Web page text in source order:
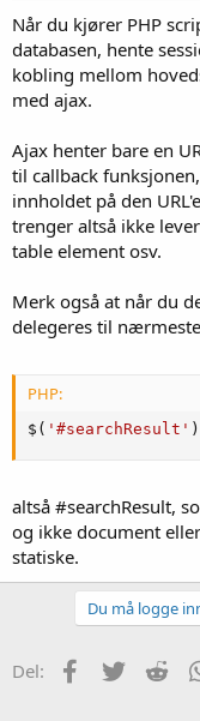
</
</div>
< /html>
er fullstendig ugyldig,
Du generer derfor kun
og setter inn på rette
evalueres, og det bør
hovedsiden, den siden
Når du kjører PHP
databasen, hente
kobling mellom
med ajax.
Ajax henter bare en
til callback
innholdet på den
trenger altså ikke
table element osv.
Merk også at når du
delegeres til
PHP:
$ ( '#searchResult' )
altså #searchResult,
og ikke document
statiske.
Du må logge
Del: Facebook
Twitter